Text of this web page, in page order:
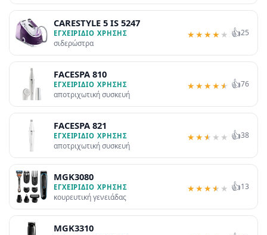
CARESTYLE 5 IS 5247
ΕΓΧΕΙΡΊΔΙΟ ΧΡΉΣΗΣ
σιδερώστρα
★★★★ ★ 👍25
FACESPA 810
ΕΓΧΕΙΡΊΔΙΟ ΧΡΉΣΗΣ
αποτριχωτική συσκευή
★★★★★ 👍76
FACESPA 821
ΕΓΧΕΙΡΊΔΙΟ ΧΡΉΣΗΣ
αποτριχωτική συσκευή
★★★ ★ ★ 👍38
MGK3080
ΕΓΧΕΙΡΊΔΙΟ ΧΡΉΣΗΣ
κουρευτική γενειάδας
★★★★ ★ 👍13
MGK3310